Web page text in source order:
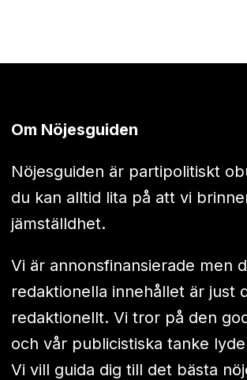
Om Nöjesguiden
Nöjesguiden är partipolitiskt
du kan alltid lita på att vi
jämställdhet.
Vi är annonsfinansierade men
redaktionella innehållet är just
redaktionellt. Vi tror på den
och vår publicistiska tanke
Vi vill guida dig till det bästa